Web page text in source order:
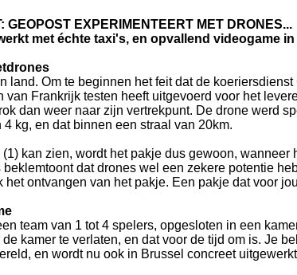
GEOPOST EXPERIMENTEERT MET DRONES...
met échte taxi's, en opvallend videogame in
land. Om te beginnen het feit dat de
van Frankrijk testen heeft uitgevoerd voor het
dan weer naar zijn vertrekpunt. De drone werd
kg, en dat binnen een straal van 20km.
kan zien, wordt het pakje dus gewoon,
dat drones wel een zekere potentie
het ontvangen van het pakje. Een pakje dat voor
team van 1 tot 4 spelers, opgesloten in een
kamer te verlaten, en dat voor de tijd om is. Je
en wordt nu ook in Brussel concreet